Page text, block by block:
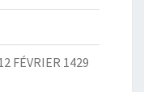
FÉVRIER 1429